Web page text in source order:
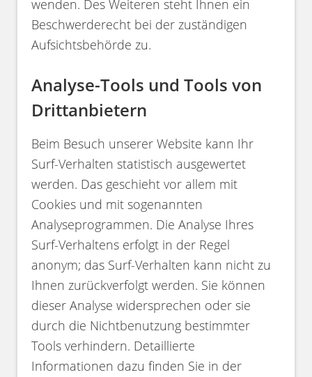
wenden. Des Weiteren steht Ihnen ein
Beschwerderecht bei der zuständigen
Aufsichtsbehörde zu.
Analyse-Tools und Tools von
Drittanbietern
Beim Besuch unserer Website kann Ihr
Surf-Verhalten statistisch ausgewertet
werden. Das geschieht vor allem mit
Cookies und mit sogenannten
Analyseprogrammen. Die Analyse Ihres
Surf-Verhaltens erfolgt in der Regel
anonym; das Surf-Verhalten kann nicht zu
Ihnen zurückverfolgt werden. Sie können
dieser Analyse widersprechen oder sie
durch die Nichtbenutzung bestimmter
Tools verhindern. Detaillierte
Informationen dazu finden Sie in der